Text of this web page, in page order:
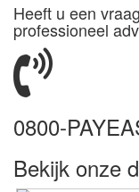
Heeft u een
professioneel
0800-
Bekijk onze